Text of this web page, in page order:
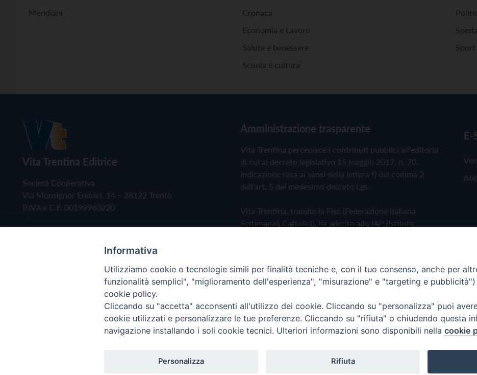
Meridiani
Cronaca
Economia e Lavoro
Salute e benessere
Scuola e cultura
Sport
Vita Trentina Editrice
Società Cooperativa
Via Monsignor Endrici, 14 – 38122 Trento
P.IVA e C.F. 00199960220
Amministrazione trasparente
Vita Trentina percepisce i contributi pubblici all'editoria
di cui al decreto legislativo 15 maggio 2017, n. 70.
Indicazione resa ai sensi della lettera f) del comma 2
dell'art. 5 del medesimo decreto Lgs.
Vita Trentina, tramite la Fisc (Federazione Italiana
Settimanali Cattolici), ha aderito allo IAP (Istituto
Privacy Policy Cookie Policy
E-
Copyright © 2019 - Tutti i diritti riservati - Vita Trentina Editrice
Informativa
Utilizziamo cookie o tecnologie simili per finalità tecniche e, con il tuo consenso, anche per
funzionalità semplici", "miglioramento dell'esperienza", "misurazione" e "targeting e
cookie policy.
Cliccando su "accetta" acconsenti all'utilizzo dei cookie. Cliccando su "personalizza" puoi
cookie utilizzati e personalizzare le tue preferenze. Cliccando su "rifiuta" o chiudendo questa
navigazione installando i soli cookie tecnici. Ulteriori informazioni sono disponibili nella cookie
Personalizza Rifiuta